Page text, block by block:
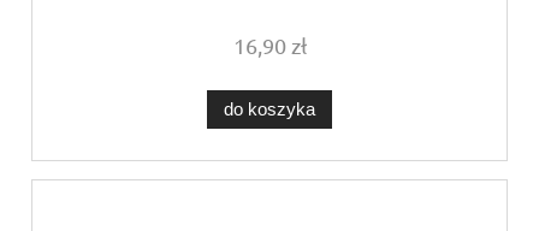
16,90 zł
do koszyka